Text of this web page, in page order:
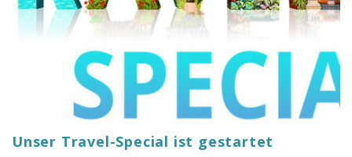
Unser Travel-Special ist gestartet